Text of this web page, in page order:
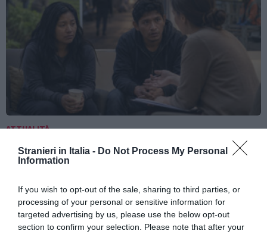
Stranieri in Italia - Do Not Process My Personal
Information
If you wish to opt-out of the sale, sharing to third parties, or
processing of your personal or sensitive information for
targeted advertising by us, please use the below opt-out
section to confirm your selection. Please note that after your
ATTUALITÀ
Tratta e grave sfruttamento, 36 milioni per
rafforzare assistenza e integrazione delle